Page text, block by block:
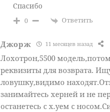
Спасибо
0 Ответить
Джорж 11 месяцев назад
Лохотрон,5500
реквизиты для возврата.
ловушку,видимо
занимайтесь херней и не
останетесь с х.уем с